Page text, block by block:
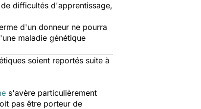
difficultés d'apprentissage,
d'un donneur ne pourra
maladie génétique
soient reportés suite à
s'avère particulièrement
pas être porteur de